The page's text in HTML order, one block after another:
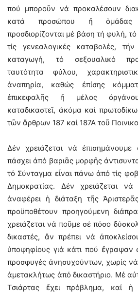
πού μποροῦν νά προκαλέσουν
κατά προσώπου ἤ
προσδιορίζονται μέ βάση τή φυλή,
τίς γενεαλογικές καταβολές,
καταγωγή, τό σεξουαλικό
ταυτότητα φύλου,
ἀναπηρία, καθώς ἐπίσης
ἐπικεφαλῆς ἤ μέλος
καταδικαστεῖ, ἀκόμα καί
τῶν ἄρθρων 187 καί 187Α τοῦ
Δέν χρειάζεται νά ἐπισημάνουμε
πάσχει ἀπό βαριᾶς μορφῆς
τό Σύνταγμα εἶναι πάνω ἀπό τίς
Δημοκρατίας. Δέν χρειάζεται
ἀναφέρει ἡ διάταξη τῆς
προϋποθέτουν προηγούμενη
χρειάζεται νά ποῦμε σέ πόσο
δικαστές, ἄν πρέπει νά
ὑποψηφίους γιά κάτι πού
προσφυγές ἀνησυχούντων, χωρίς νά
ἀμετακλήτως ἀπό δικαστήριο. Μέ
Τσιάρτας ἔχει πρόβλημα, καί ἡ